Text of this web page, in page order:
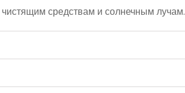
средствам и солнечным лучам.